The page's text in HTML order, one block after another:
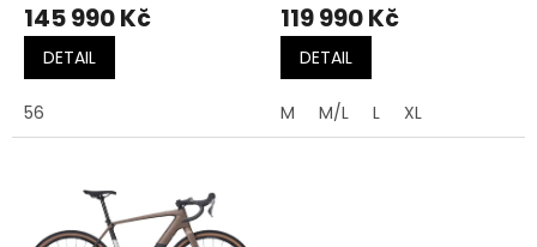
145 990 Kč
DETAIL
56
119 990 Kč
DETAIL
M M/L L XL